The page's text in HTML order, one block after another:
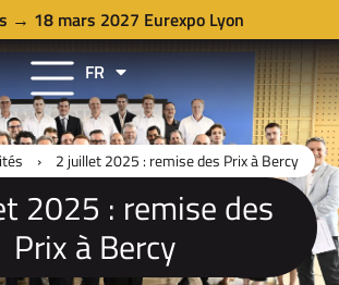
→ 18 mars 2027 Eurexpo Lyon
FR
EN
› 2 juillet 2025 : remise des Prix à Bercy
2025 : remise des
Prix à Bercy